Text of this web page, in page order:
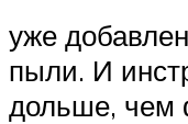
уже
пыли. И
дольше, чем